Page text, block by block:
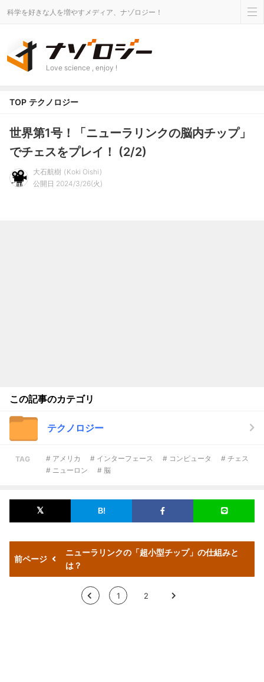
科学を好きな人を増やすメディア、ナゾロジー！
Love science , enjoy !
TOP テクノロジー
世界第1号！「ニューラリンクの脳内チップ」
でチェスをプレイ！ (2/2)
大石航樹
Koki Oishi
公開日 2024/3/26(火)
この記事のカテゴリ
テクノロジー
TAG # アメリカ # インターフェース # コンピュータ
# チェス
# ニューロン
# 脳
前ページ
ニューラリンクの「超小型チップ」の仕組みと
は？
< 1 2 >